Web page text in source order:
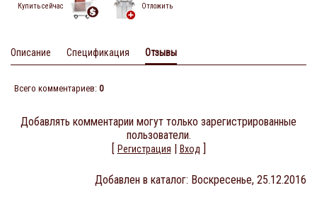
Купить сейчас Отложить
Описание Спецификация Отзывы
Всего комментариев: 0
Добавлять комментарии могут только зарегистрированные
пользователи.
[ Регистрация | Вход ]
Добавлен в каталог: Воскресенье, 25.12.2016